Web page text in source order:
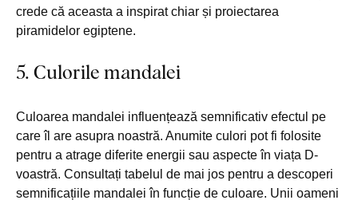
crede că aceasta a inspirat chiar și proiectarea
piramidelor egiptene.
5. Culorile mandalei
Culoarea mandalei influențează semnificativ efectul pe
care îl are asupra noastră. Anumite culori pot fi folosite
pentru a atrage diferite energii sau aspecte în viața D-
voastră. Consultați tabelul de mai jos pentru a descoperi
semnificațiile mandalei în funcție de culoare. Unii oameni